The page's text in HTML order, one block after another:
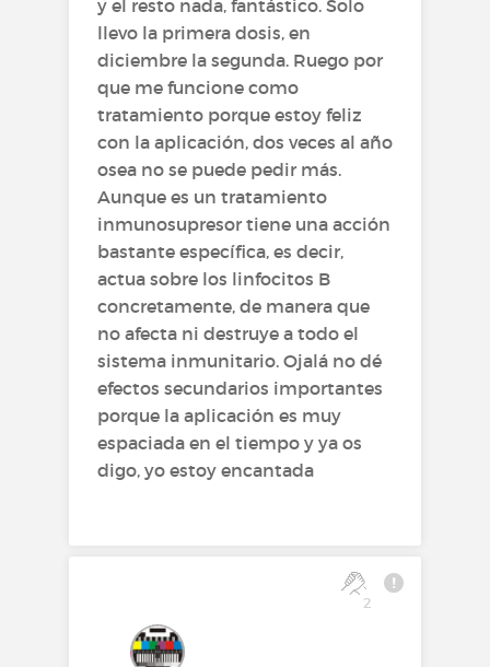
y el resto nada, fantástico. Solo
llevo la primera dosis, en
diciembre la segunda. Ruego por
que me funcione como
tratamiento porque estoy feliz
con la aplicación, dos veces al año
osea no se puede pedir más.
Aunque es un tratamiento
inmunosupresor tiene una acción
bastante específica, es decir,
actua sobre los linfocitos B
concretamente, de manera que
no afecta ni destruye a todo el
sistema inmunitario. Ojalá no dé
efectos secundarios importantes
porque la aplicación es muy
espaciada en el tiempo y ya os
digo, yo estoy encantada
2